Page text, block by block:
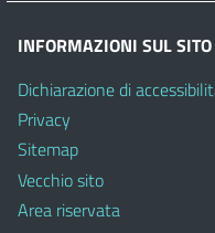
INFORMAZIONI SUL SITO
Dichiarazione di
Privacy
Sitemap
Vecchio sito
Area riservata